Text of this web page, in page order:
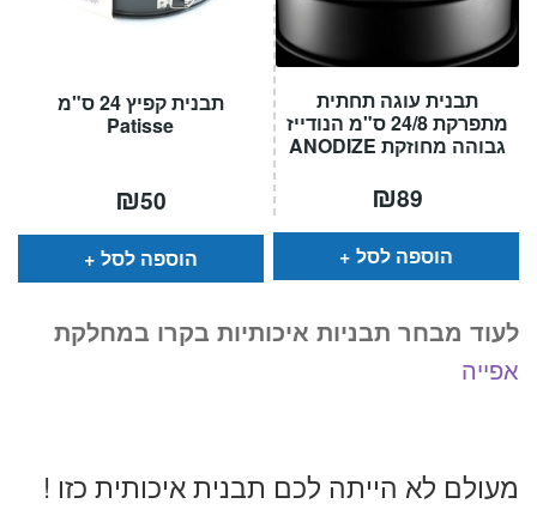
תבנית קפיץ 24 ס"מ
Patisse
₪50
הוספה לסל
תבנית עוגה תחתית
מתפרקת 24/8 ס"מ הנודייז
גבוהה מחוזקת ANODIZE
₪89
הוספה לסל
לעוד מבחר תבניות איכותיות בקרו במחלקת
אפייה
מעולם לא הייתה לכם תבנית איכותית כזו !